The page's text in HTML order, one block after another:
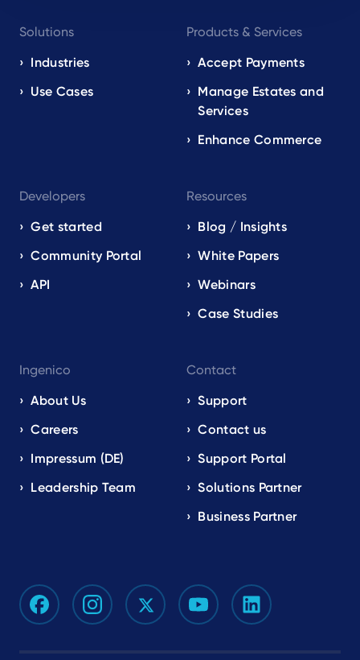
navigation
EN
Solutions
Industries
Use Cases
Products & Services
Accept Payments
Manage Estates and
Services
Enhance Commerce
Developers
Get started
Community Portal
API
Resources
Blog / Insights
White Papers
Webinars
Case Studies
Ingenico
About Us
Careers
Impressum (DE)
Leadership Team
Contact
Support
Contact us
Support Portal
Solutions Partner
Business Partner